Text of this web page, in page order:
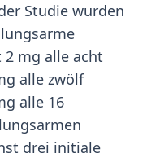
Studie wurden
mg alle acht
alle zwölf
alle 16
drei initiale